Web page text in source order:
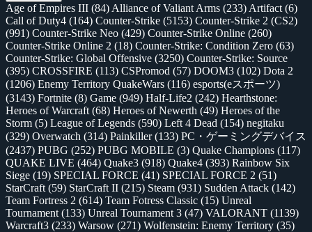
Age of Empires III (84) Alliance of Valiant Arms (233) Artifact (6)
Call of Duty4 (164) Counter-Strike (5153) Counter-Strike 2 (CS2)
(991) Counter-Strike Neo (429) Counter-Strike Online (260)
Counter-Strike Online 2 (18) Counter-Strike: Condition Zero (63)
Counter-Strike: Global Offensive (3250) Counter-Strike: Source
(395) CROSSFIRE (113) CSPromod (57) DOOM3 (102) Dota 2
(1206) Enemy Territory QuakeWars (116) esports(eスポーツ)
(3143) Fortnite (8) Game (949) Half-Life2 (242) Hearthstone:
Heroes of Warcraft (68) Heroes of Newerth (49) Heroes of the
Storm (5) League of Legends (590) Left 4 Dead (154) negitaku
(329) Overwatch (314) Painkiller(133) PC・ゲーミングデバイス
(2437) PUBG (252) PUBG MOBILE (3) Quake Champions (117)
QUAKE LIVE (464) Quake3 (918) Quake4 (393) Rainbow Six
Siege (19) SPECIAL FORCE (41) SPECIAL FORCE 2 (51)
StarCraft (59) StarCraft II (215) Steam (931) Sudden Attack (142)
Team Fortress 2 (614) Team Fotress Classic (15) Unreal
Tournament (133) Unreal Tournament 3 (47) VALORANT (1139)
Warcraft3 (233) Warsow (271) Wolfenstein: Enemy Territory (35)